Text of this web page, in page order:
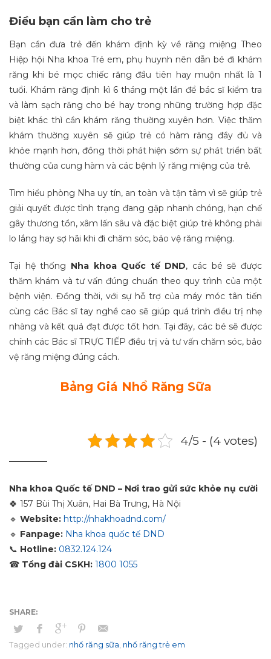
Điều bạn cần làm cho trẻ
Bạn cần đưa trẻ đến khám định kỳ về răng miệng Theo
Hiệp hội Nha khoa Trẻ em, phụ huynh nên dẫn bé đi khám
răng khi bé mọc chiếc răng đầu tiên hay muộn nhất là 1
tuổi. Khám răng định kì 6 tháng một lần để bác sĩ kiểm tra
và làm sạch răng cho bé hay trong những trường hợp đặc
biệt khác thì cần khám răng thường xuyên hơn. Việc thăm
khám thường xuyên sẽ giúp trẻ có hàm răng đầy đủ và
khỏe mạnh hơn, đồng thời phát hiện sớm sự phát triển bất
thường của cung hàm và các bệnh lý răng miệng của trẻ.
Tìm hiểu phòng Nha uy tín, an toàn và tận tâm vì sẽ giúp trẻ
giải quyết được tình trạng đang gặp nhanh chóng, hạn chế
gây thương tổn, xâm lấn sâu và đặc biệt giúp trẻ không phải
lo lắng hay sợ hãi khi đi chăm sóc, bảo vệ răng miệng.
Tại hệ thống Nha khoa Quốc tế DND, các bé sẽ được
thăm khám và tư vấn đúng chuẩn theo quy trình của một
bệnh viện. Đồng thời, với sự hỗ trợ của máy móc tân tiến
cùng các Bác sĩ tay nghề cao sẽ giúp quá trình điều trị nhẹ
nhàng và kết quả đạt được tốt hơn. Tại đây, các bé sẽ được
chính các Bác sĩ TRỰC TIẾP điều trị và tư vấn chăm sóc, bảo
vệ răng miệng đúng cách.
Bảng Giá Nhổ Răng Sữa
4/5 - (4 votes)
Nha khoa Quốc tế DND – Nơi trao gửi sức khỏe nụ cười
🍀 157 Bùi Thị Xuân, Hai Bà Trưng, Hà Nội
🔹 Website: http://nhakhoadnd.com/
🔹 Fanpage: Nha khoa quốc tế DND
📞 Hotline: 0832.124.124
☎ Tổng đài CSKH: 1800 1055
Tagged under: nhổ răng sữa, nhổ răng trẻ em